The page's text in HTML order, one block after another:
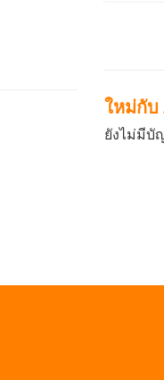
ใหม่กับ
ยังไม่มีบั